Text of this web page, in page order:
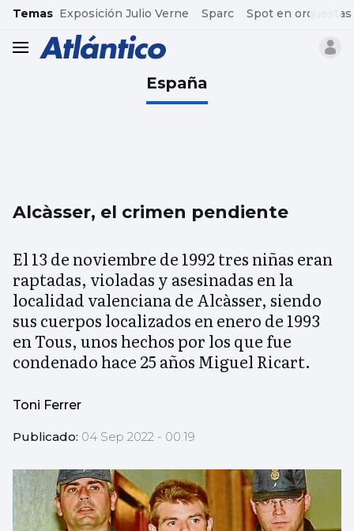
common.go-to-content
Temas Exposición Julio Verne Sparc Spot en orquestas
header.menu.open
España
Alcàsser, el crimen pendiente
El 13 de noviembre de 1992 tres niñas eran
raptadas, violadas y asesinadas en la
localidad valenciana de Alcàsser, siendo
sus cuerpos localizados en enero de 1993
en Tous, unos hechos por los que fue
condenado hace 25 años Miguel Ricart.
Toni Ferrer
Publicado: 04 Sep 2022 - 00:19